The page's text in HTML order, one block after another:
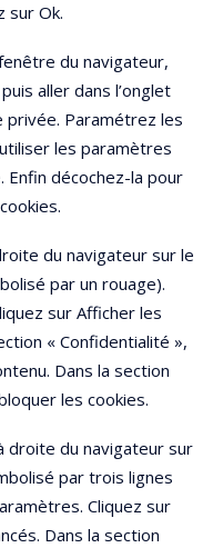
sur Ok.
du navigateur,
aller dans l’onglet
privée. Paramétrez les
les paramètres
Enfin décochez-la pour
du navigateur sur le
par un rouage).
sur Afficher les
« Confidentialité »,
Dans la section
les cookies.
droite du navigateur sur
par trois lignes
Cliquez sur
Dans la section